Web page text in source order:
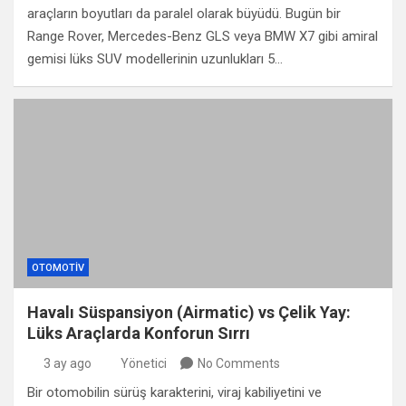
araçların boyutları da paralel olarak büyüdü. Bugün bir
Range Rover, Mercedes-Benz GLS veya BMW X7 gibi amiral
gemisi lüks SUV modellerinin uzunlukları 5…
OTOMOTIV
Havalı Süspansiyon (Airmatic) vs Çelik Yay:
Lüks Araçlarda Konforun Sırrı
3 ay ago Yönetici No Comments
Bir otomobilin sürüş karakterini, viraj kabiliyetini ve